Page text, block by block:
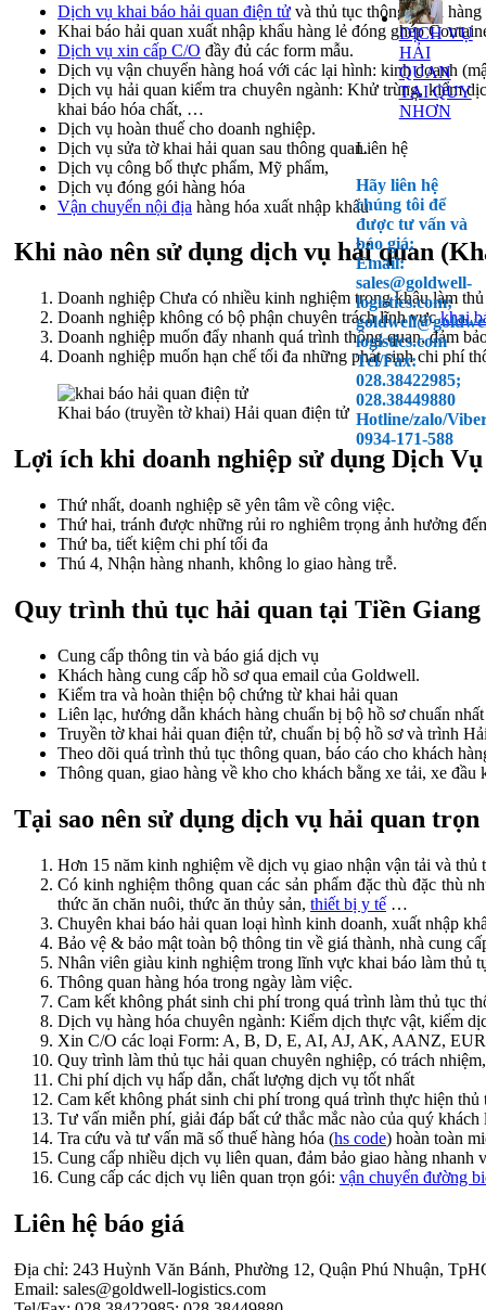
Dịch vụ khai báo hải quan điện tử và thủ tục thông quan
Khai báo hải quan xuất nhập khẩu hàng lẻ đóng ghép
Dịch vụ xin cấp C/O đầy đủ các form mẫu.
Dịch vụ vận chuyển hàng hoá với các lại hình: kinh doanh
Dịch vụ hải quan kiểm tra chuyên ngành: Khử trùng, kiểm
khai báo hóa chất, …
Dịch vụ hoàn thuế cho doanh nghiệp.
Dịch vụ sửa tờ khai hải quan sau thông quan.
Dịch vụ công bố thực phẩm, Mỹ phẩm,
Dịch vụ đóng gói hàng hóa
Vận chuyển nội địa hàng hóa xuất nhập khẩu
Khi nào nên sử dụng dịch vụ hải quan
Doanh nghiệp Chưa có nhiều kinh nghiệm trong khâu làm
Doanh nghiệp không có bộ phận chuyên trách lĩnh vựckhai
Doanh nghiệp muốn đẩy nhanh quá trình thông quan, đảm
Doanh nghiệp muốn hạn chế tối đa những phát sinh chi phí
Khai báo (truyền tờ khai) Hải quan điện tử
Lợi ích khi doanh nghiệp sử dụng Dịch
Thứ nhất, doanh nghiệp sẽ yên tâm về công việc.
Thứ hai, tránh được những rủi ro nghiêm trọng ảnh hưởng
Thứ ba, tiết kiệm chi phí tối đa
Thú 4, Nhận hàng nhanh, không lo giao hàng trễ.
Quy trình thủ tục hải quan tại Tiền
Cung cấp thông tin và báo giá dịch vụ
Khách hàng cung cấp hồ sơ qua email của Goldwell.
Kiểm tra và hoàn thiện bộ chứng từ khai hải quan
Liên lạc, hướng dẫn khách hàng chuẩn bị bộ hồ sơ chuẩn
Truyền tờ khai hải quan điện tử, chuẩn bị bộ hồ sơ và trình
Theo dõi quá trình thủ tục thông quan, báo cáo cho khách
Thông quan, giao hàng về kho cho khách bằng xe tải, xe
Tại sao nên sử dụng dịch vụ hải quan
Hơn 15 năm kinh nghiệm về dịch vụ giao nhận vận tải và thủ
Có kinh nghiệm thông quan các sản phẩm đặc thù đặc thù
thức ăn chăn nuôi, thức ăn thủy sản, thiết bị y tế …
Chuyên khai báo hải quan loại hình kinh doanh, xuất nhập
Bảo vệ & bảo mật toàn bộ thông tin về giá thành, nhà cung
Nhân viên giàu kinh nghiệm trong lĩnh vực khai báo làm thủ
Thông quan hàng hóa trong ngày làm việc.
Cam kết không phát sinh chi phí trong quá trình làm thủ tục
Dịch vụ hàng hóa chuyên ngành: Kiểm dịch thực vật, kiểm
Xin C/O các loại Form: A, B, D, E, AI, AJ, AK, AANZ,
Quy trình làm thủ tục hải quan chuyên nghiệp, có trách
Chi phí dịch vụ hấp dẫn, chất lượng dịch vụ tốt nhất
Cam kết không phát sinh chi phí trong quá trình thực hiện thủ
Tư vấn miễn phí, giải đáp bất cứ thắc mắc nào của quý
Tra cứu và tư vấn mã số thuế hàng hóa (hs code) hoàn toàn
Cung cấp nhiều dịch vụ liên quan, đảm bảo giao hàng nhanh
Cung cấp các dịch vụ liên quan trọn gói: vận chuyển đường
Liên hệ báo giá
Địa chỉ: 243 Huỳnh Văn Bánh, Phường 12, Quận Phú Nhuận,
Email: sales@goldwell-logistics.com
DỊCH VỤ
HẢI
QUAN
TẠI QUY
NHƠN
Liên hệ
Hãy liên hệ
chúng tôi để
được tư vấn và
báo giá:
Email:
sales@goldwell-
logistics.com;
logistics.com
Tel/Fax:
028.38422985;
028.38449880
Hotline/zalo/
0934-171-588